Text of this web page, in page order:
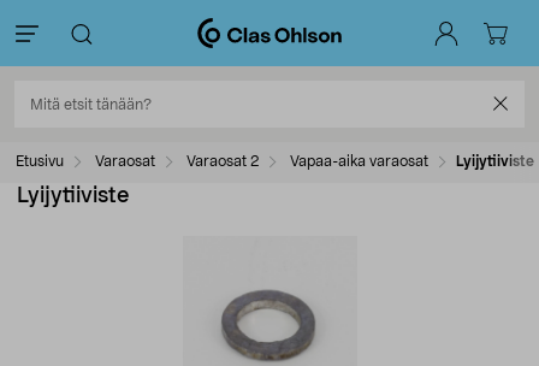
Etusivu Varaosat Varaosat 2 Vapaa-aika varaosat Lyijytiiviste
Lyijytiiviste